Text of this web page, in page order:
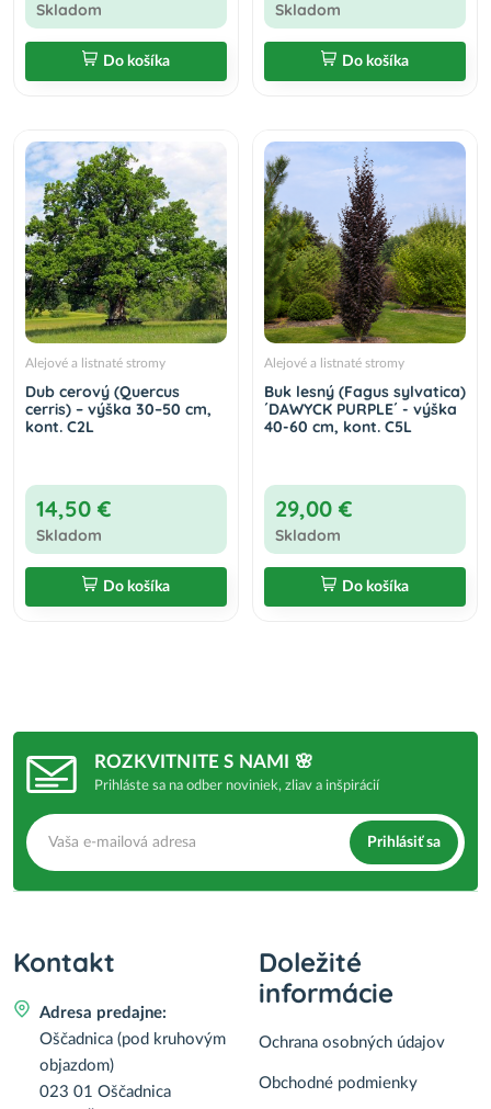
Skladom
Do košíka
Skladom
Do košíka
Alejové a listnaté stromy
Dub cerový (Quercus
cerris) – výška 30–50 cm,
kont. C2L
14,50 €
Skladom
Do košíka
Alejové a listnaté stromy
Buk lesný (Fagus sylvatica)
´DAWYCK PURPLE´ - výška
40-60 cm, kont. C5L
29,00 €
Skladom
Do košíka
ROZKVITNITE S NAMI 🌸
Prihláste sa na odber noviniek, zliav a inšpirácií
Prihlásiť sa
Kontakt
Adresa predajne:
Oščadnica (pod kruhovým
objazdom)
023 01 Oščadnica
Doležité
informácie
Ochrana osobných údajov
Obchodné podmienky